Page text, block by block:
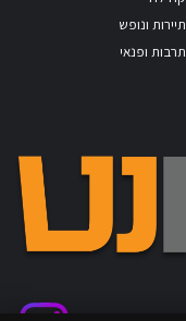
תיירות ונופש
תרבות ופנאי